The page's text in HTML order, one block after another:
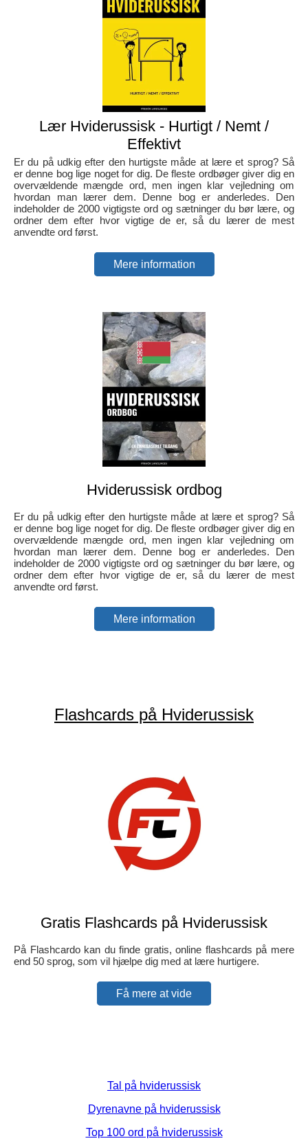
Lær Hviderussisk - Hurtigt / Nemt /
Effektivt
Er du på udkig efter den hurtigste måde at lære et sprog? Så
er denne bog lige noget for dig. De fleste ordbøger giver dig en
overvældende mængde ord, men ingen klar vejledning om
hvordan man lærer dem. Denne bog er anderledes. Den
indeholder de 2000 vigtigste ord og sætninger du bør lære, og
ordner dem efter hvor vigtige de er, så du lærer de mest
anvendte ord først.
Mere information
Hviderussisk ordbog
Er du på udkig efter den hurtigste måde at lære et sprog? Så
er denne bog lige noget for dig. De fleste ordbøger giver dig en
overvældende mængde ord, men ingen klar vejledning om
hvordan man lærer dem. Denne bog er anderledes. Den
indeholder de 2000 vigtigste ord og sætninger du bør lære, og
ordner dem efter hvor vigtige de er, så du lærer de mest
anvendte ord først.
Mere information
Flashcards på Hviderussisk
Gratis Flashcards på Hviderussisk
På Flashcardo kan du finde gratis, online flashcards på mere
end 50 sprog, som vil hjælpe dig med at lære hurtigere.
Få mere at vide
Tal på hviderussisk
Dyrenavne på hviderussisk
Top 100 ord på hviderussisk